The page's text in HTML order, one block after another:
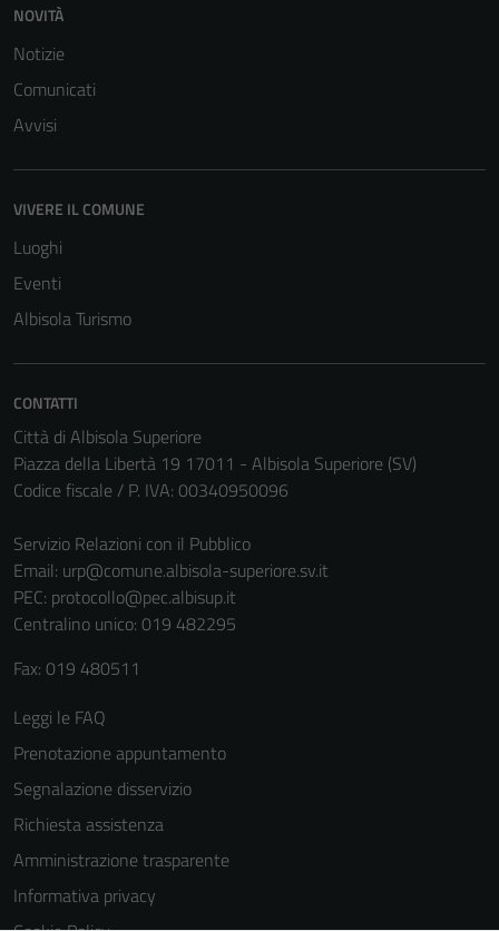
NOVITÀ
Notizie
Comunicati
Avvisi
VIVERE IL COMUNE
Luoghi
Eventi
Albisola Turismo
CONTATTI
Città di Albisola Superiore
Piazza della Libertà 19 17011 - Albisola Superiore (SV)
Codice fiscale / P. IVA: 00340950096
Servizio Relazioni con il Pubblico
Email: urp@comune.albisola-superiore.sv.it
PEC: protocollo@pec.albisup.it
Centralino unico: 019 482295
Fax: 019 480511
Leggi le FAQ
Prenotazione appuntamento
Segnalazione disservizio
Richiesta assistenza
Amministrazione trasparente
Informativa privacy